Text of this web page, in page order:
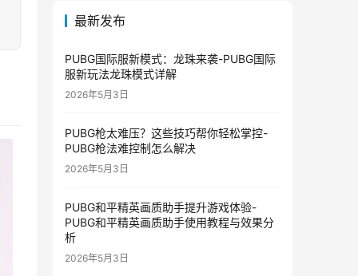
最新发布
PUBG国际服新模式：龙珠来袭-PUBG国际
服新玩法龙珠模式详解
2026年5月3日
PUBG枪太难压？这些技巧帮你轻松掌控-
PUBG枪法难控制怎么解决
2026年5月3日
PUBG和平精英画质助手提升游戏体验-
PUBG和平精英画质助手使用教程与效果分
析
2026年5月3日